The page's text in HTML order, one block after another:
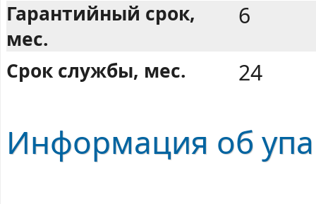
Гарантийный срок,
мес.
6
Срок службы, мес. 24
Информация об